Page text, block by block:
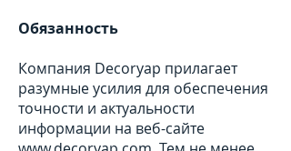
Обязанность
Компания Decoryap прилагает
разумные усилия для обеспечения
точности и актуальности
информации на веб-сайте